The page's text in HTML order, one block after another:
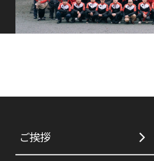
ご挨拶